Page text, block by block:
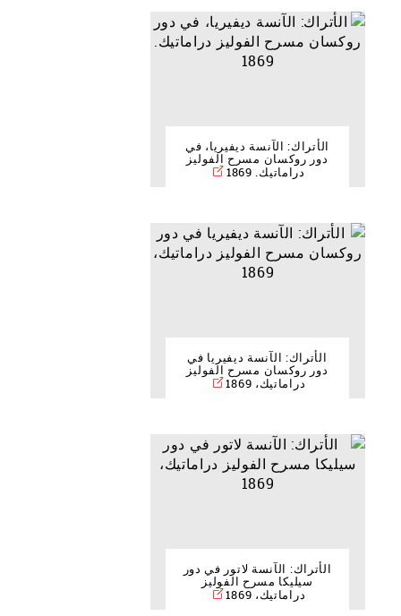
الأتراك: الآنسة ديفيريا، في
دور روكسان مسرح الفوليز
دراماتيك. 1869
الأتراك: الآنسة ديفيريا في
دور روكسان مسرح الفوليز
دراماتيك، 1869
الأتراك: الآنسة لاتور في دور
سيليكا مسرح الفوليز
دراماتيك، 1869